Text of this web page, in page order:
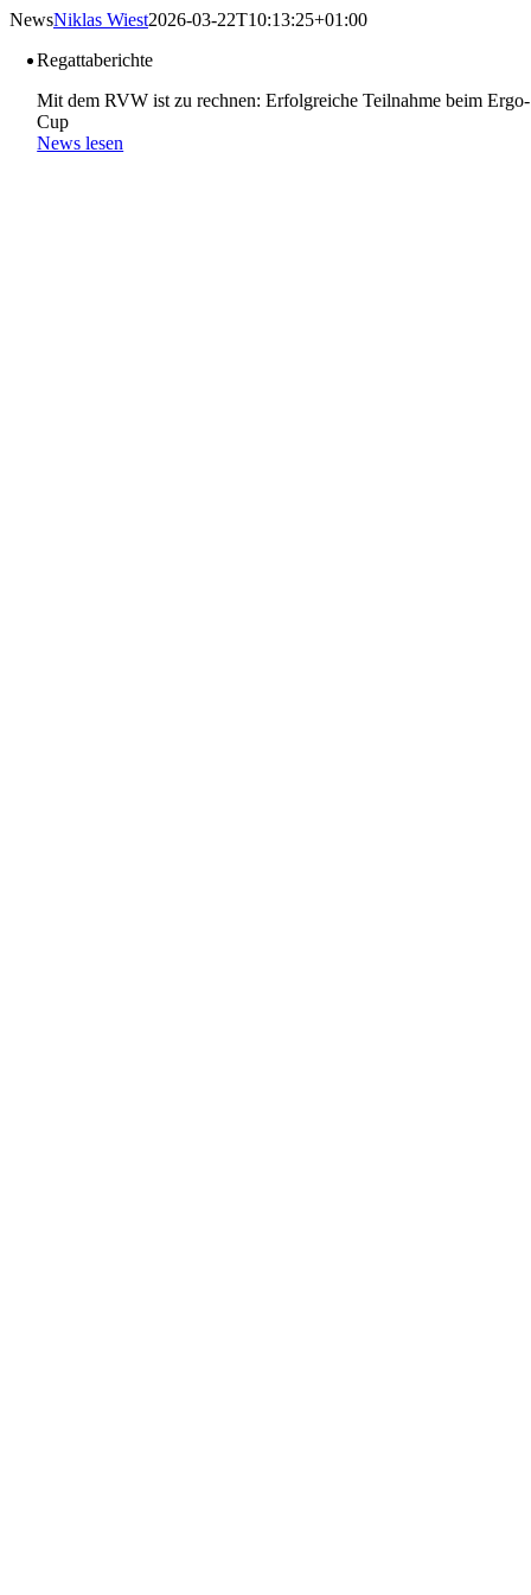
Skip
content
NewsNiklas Wiest2026-03-22T10:13:25+01:00
Regattaberichte
Mit dem RVW ist zu rechnen: Erfolgreiche Teilnahme beim Ergo-
Cup
News lesen